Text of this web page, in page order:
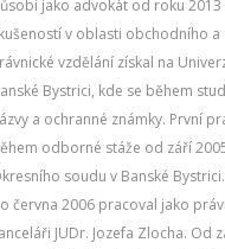
jako advokát od roku 2013
v oblasti obchodního
vzdělání získal na
Bystrici, kde se během
a ochranné známky. První
odborné stáže od září
soudu v Banské
června 2006 pracoval jako
JUDr. Jozefa Zlocha. Od
& Partners, s. r. o.,
partner. Specializuje se na
smluvní záležitosti,
společností.
případy v oblasti nekalé
Během své kariéry
sporech a podílel se
akvizicích. Jeho
detailní znalost